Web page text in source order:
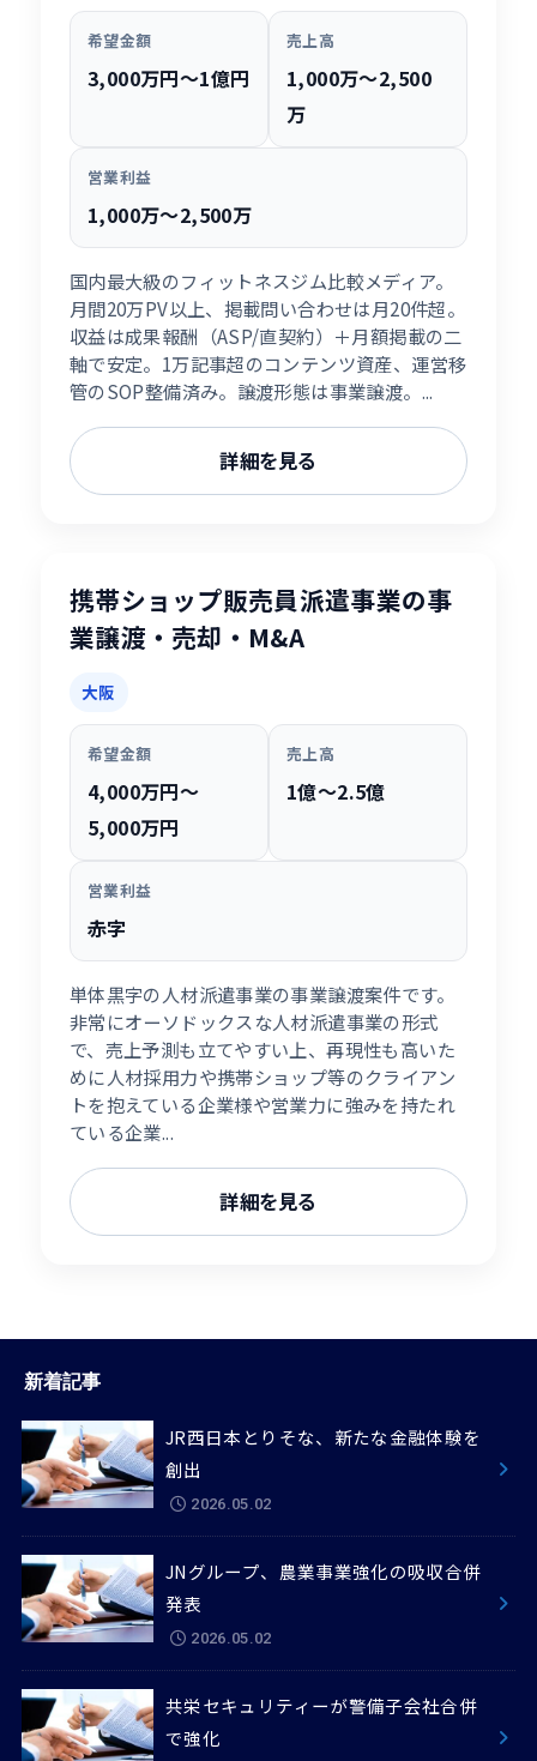
希望金額
3,000万円〜1億円
売上高
1,000万〜2,500
万
営業利益
1,000万〜2,500万
国内最大級のフィットネスジム比較メディア。
月間20万PV以上、掲載問い合わせは月20件超。
収益は成果報酬（ASP/直契約）＋月額掲載の二
軸で安定。1万記事超のコンテンツ資産、運営移
管のSOP整備済み。譲渡形態は事業譲渡。...
詳細を見る
携帯ショップ販売員派遣事業の事
業譲渡・売却・M&A
大阪
希望金額
4,000万円〜
5,000万円
売上高
1億〜2.5億
営業利益
赤字
単体黒字の人材派遣事業の事業譲渡案件です。
非常にオーソドックスな人材派遣事業の形式
で、売上予測も立てやすい上、再現性も高いた
めに人材採用力や携帯ショップ等のクライアン
トを抱えている企業様や営業力に強みを持たれ
ている企業...
詳細を見る
新着記事
JR西日本とりそな、新たな金融体験を
創出
2026.05.02
JNグループ、農業事業強化の吸収合併
発表
2026.05.02
共栄セキュリティーが警備子会社合併
で強化